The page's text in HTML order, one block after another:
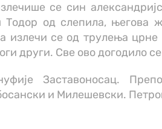
се син
Тодор од слепила, његова
излечи се од трулења црне
други. Све ово догодило
Заставоносац.
и Милешевски.